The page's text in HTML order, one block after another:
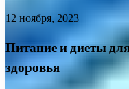
12 ноября, 2023
Питание и диеты
здоровья